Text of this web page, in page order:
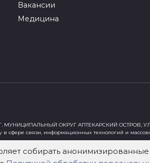
Вакансии
Медицина
МУНИЦИПАЛЬНЫЙ ОКРУГ АПТЕКАРСКИЙ ОСТРОВ,
связи, информационных технологий и
собирать